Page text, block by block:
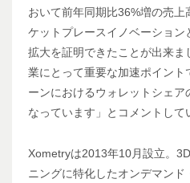
おいて前年同期比36%増の売
ケットプレースイノベーショ
拡大を証明できたことが出来
業にとって重要な加速ポイント
ーンにおけるウォレットシェア
なっています」とコメントして
Xometryは2013年10月設立。
ニングに特化したオンデマン